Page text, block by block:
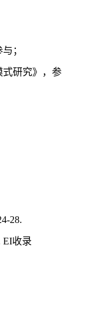
；
式研究》，参
28.
EI收录